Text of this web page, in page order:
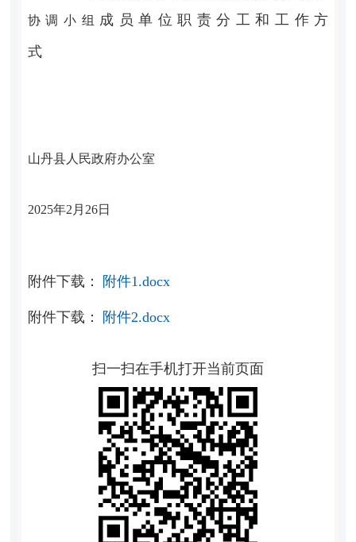
协调小组
成员单位职责分工和工作方
式
山丹县人民政府办公室
2025年2 月 26日
附件下载： 附件1.docx
附件下载： 附件2.docx
扫一扫在手机打开当前页面